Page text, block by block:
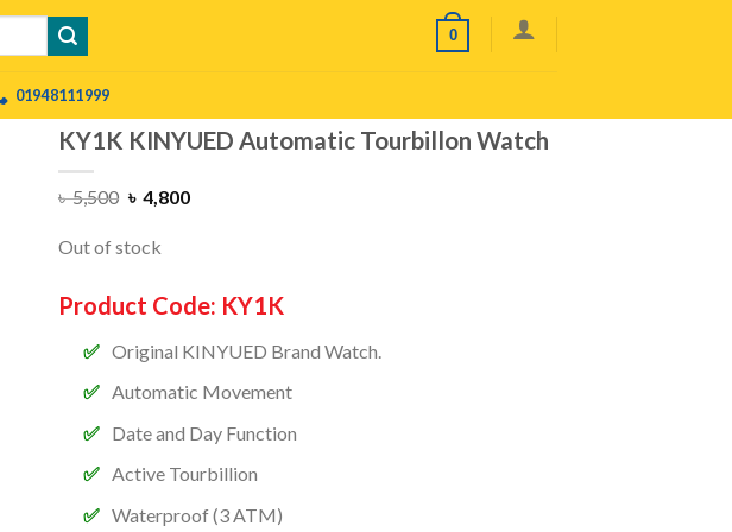
0
01948111999
KY1K KINYUED Automatic Tourbillon Watch
৳5,500 ৳ 4,800
Out of stock
Product Code: KY1K
Original KINYUED Brand Watch.
Automatic Movement
Date and Day Function
Active Tourbillion
Waterproof (3 ATM)